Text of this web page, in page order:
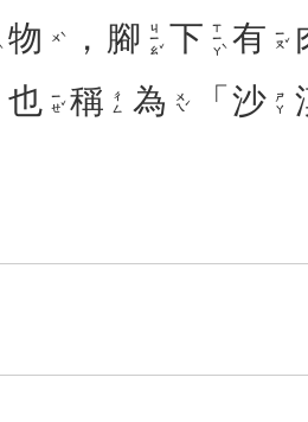
物 ㄨˋ ， 腳 ㄐㄧㄠˇ 下 ㄒㄧㄚˋ 有 ㄧㄡˇ
也 ㄧㄝˇ 稱 ㄔㄥ 為 ㄨㄟˊ 「沙 ㄕㄚ